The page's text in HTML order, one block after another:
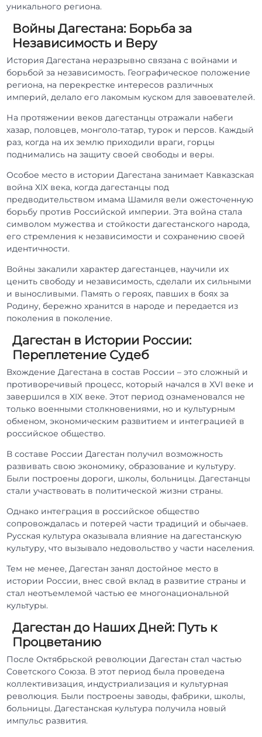
уникального региона.
Войны Дагестана: Борьба за
Независимость и Веру
История Дагестана неразрывно связана с войнами и
борьбой за независимость. Географическое положение
региона, на перекрестке интересов различных
империй, делало его лакомым куском для завоевателей.
На протяжении веков дагестанцы отражали набеги
хазар, половцев, монголо-татар, турок и персов. Каждый
раз, когда на их землю приходили враги, горцы
поднимались на защиту своей свободы и веры.
Особое место в истории Дагестана занимает Кавказская
война XIX века, когда дагестанцы под
предводительством имама Шамиля вели ожесточенную
борьбу против Российской империи. Эта война стала
символом мужества и стойкости дагестанского народа,
его стремления к независимости и сохранению своей
идентичности.
Войны закалили характер дагестанцев, научили их
ценить свободу и независимость, сделали их сильными
и выносливыми. Память о героях, павших в боях за
Родину, бережно хранится в народе и передается из
поколения в поколение.
Дагестан в Истории России:
Переплетение Судеб
Вхождение Дагестана в состав России – это сложный и
противоречивый процесс, который начался в XVI веке и
завершился в XIX веке. Этот период ознаменовался не
только военными столкновениями, но и культурным
обменом, экономическим развитием и интеграцией в
российское общество.
В составе России Дагестан получил возможность
развивать свою экономику, образование и культуру.
Были построены дороги, школы, больницы. Дагестанцы
стали участвовать в политической жизни страны.
Однако интеграция в российское общество
сопровождалась и потерей части традиций и обычаев.
Русская культура оказывала влияние на дагестанскую
культуру, что вызывало недовольство у части населения.
Тем не менее, Дагестан занял достойное место в
истории России, внес свой вклад в развитие страны и
стал неотъемлемой частью ее многонациональной
культуры.
Дагестан до Наших Дней: Путь к
Процветанию
После Октябрьской революции Дагестан стал частью
Советского Союза. В этот период была проведена
коллективизация, индустриализация и культурная
революция. Были построены заводы, фабрики, школы,
больницы. Дагестанская культура получила новый
импульс развития.